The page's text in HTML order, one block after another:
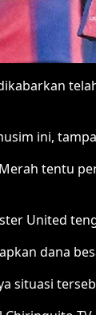
ini,
tentu
United
dana
situasi